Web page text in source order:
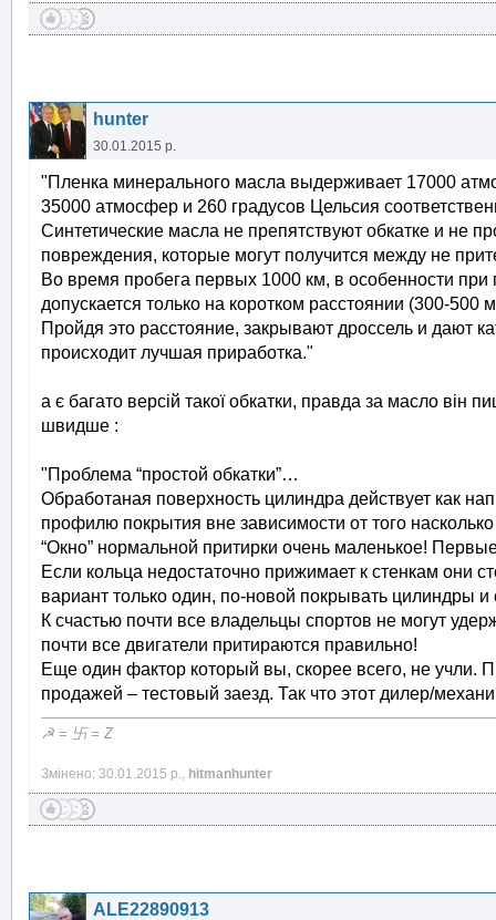
hunter
30.01.2015 р.
"Пленка минерального масла выдерживает 17000
35000 атмосфер и 260 градусов Цельсия
Синтетические масла не препятствуют обкатке и не
повреждения, которые могут получится между не
Во время пробега первых 1000 км, в особенности
допускается только на коротком расстоянии (300-500
Пройдя это расстояние, закрывают дроссель и дают
происходит лучшая приработка."
а є багато версій такої обкатки, правда за масло він
швидше :
"Проблема “простой обкатки”…
Обработаная поверхность цилиндра действует как
профилю покрытия вне зависимости от того
“Окно” нормальной притирки очень маленькое!
Если кольца недостаточно прижимает к стенкам они
вариант только один, по-новой покрывать цилиндры и
К счастью почти все владельцы спортов не могут
почти все двигатели притираются правильно!
Еще один фактор который вы, скорее всего, не учли.
продажей – тестовый заезд. Так что этот дилер/
☭ = 卐 = Z
Змінено: 30.01.2015 р., hitmanhunter
ALE22890913